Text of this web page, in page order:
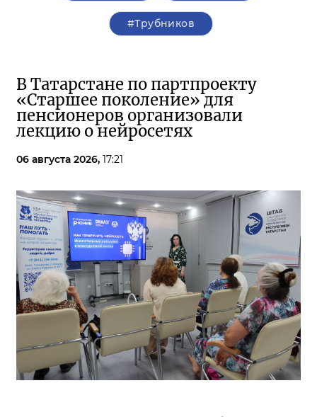
#Трубников
В Татарстане по партпроекту
«Старшее поколение» для
пенсионеров организовали
лекцию о нейросетях
06 августа 2026, 17:21